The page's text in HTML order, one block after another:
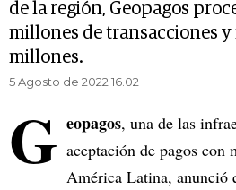
de la región, Geopagos
millones de transacciones y
millones.
5 Agosto de 2022 16.02
G eopagos, una de las
aceptación de pagos con
América Latina, anunció